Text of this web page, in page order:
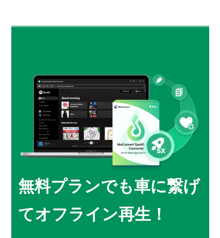
無料プランでも車に繋げ
てオフライン再生！